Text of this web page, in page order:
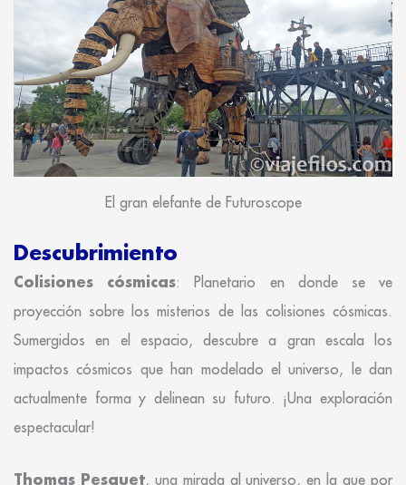
El gran elefante de Futuroscope
Descubrimiento
Colisiones cósmicas: Planetario en donde se ve
proyección sobre los misterios de las colisiones cósmicas.
Sumergidos en el espacio, descubre a gran escala los
impactos cósmicos que han modelado el universo, le dan
actualmente forma y delinean su futuro. ¡Una exploración
espectacular!
Thomas Pesquet, una mirada al universo, en la que por